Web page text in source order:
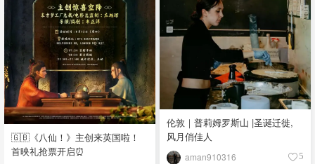
🇬🇧《八仙！》主创来英国啦！
首映礼抢票开启⏰
伦敦｜普莉姆罗斯山 |圣诞迁徙,
风月俏佳人
aman910316 5